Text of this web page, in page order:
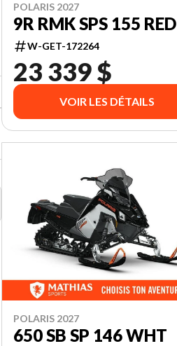
POLARIS 2027
9R RMK SPS 155 RED
W-GET-172264
23 339 $
VOIR LES DÉTAILS
POLARIS 2027
650 SB SP 146 WHT